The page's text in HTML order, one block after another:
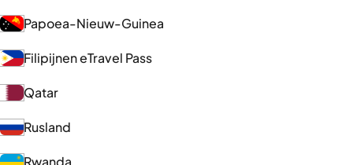
Papoea-Nieuw-Guinea
Filipijnen eTravel Pass
Qatar
Rusland
Rwanda